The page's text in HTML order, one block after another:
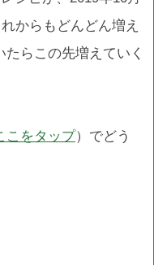
からもどんどん増え
らこの先増えていく
こをタップ）でどう